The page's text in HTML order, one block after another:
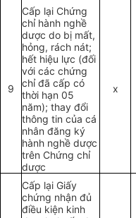
9
Cấp lại Chứng
chỉ hành nghề
dược do bị mất,
hỏng, rách nát;
hết hiệu lực (đối
với các chứng
chỉ đã cấp có
thời hạn 05
năm); thay đổi
thông tin của cá
nhân đăng ký
hành nghề dược
trên Chứng chỉ
dược
x
Cấp lại Giấy
chứng nhận đủ
điều kiện kinh